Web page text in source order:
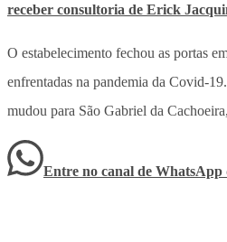
receber consultoria de Erick
O estabelecimento fechou as portas
enfrentadas na pandemia da Covid-
mudou para São Gabriel da
Entre no canal de WhatsApp